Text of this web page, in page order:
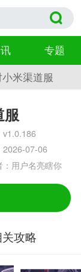
专题
米渠道服
服
v1.0.186
2026-07-06
：用户名亮瞎你
攻略